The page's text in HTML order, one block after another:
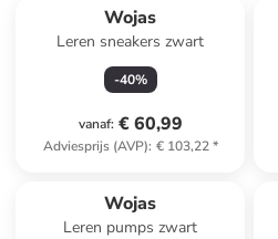
Wojas
Leren sneakers zwart
-40%
vanaf: € 60,99
Adviesprijs (AVP): € 103,22*
Wojas
Leren pumps zwart